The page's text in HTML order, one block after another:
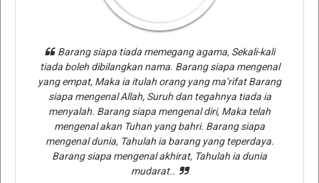
Barang siapa tiada memegang agama, Sekali-kali
tiada boleh dibilangkan nama. Barang siapa mengenal
yang empat, Maka ia itulah orang yang ma’rifat Barang
siapa mengenal Allah, Suruh dan tegahnya tiada ia
menyalah. Barang siapa mengenal diri, Maka telah
mengenal akan Tuhan yang bahri. Barang siapa
mengenal dunia, Tahulah ia barang yang teperdaya.
Barang siapa mengenal akhirat, Tahulah ia dunia
mudarat..